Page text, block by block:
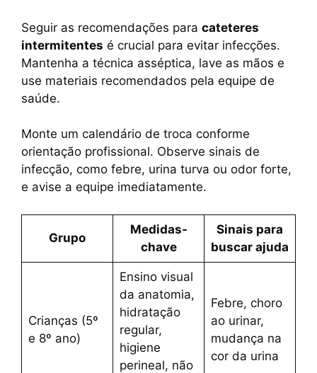
Seguir as recomendações para cateteres
intermitentes é crucial para evitar infecções.
Mantenha a técnica asséptica, lave as mãos e
use materiais recomendados pela equipe de
saúde.
Monte um calendário de troca conforme
orientação profissional. Observe sinais de
infecção, como febre, urina turva ou odor forte,
e avise a equipe imediatamente.
Grupo
Medidas-
chave
Sinais para
buscar ajuda
Crianças (5º
e 8º ano)
Ensino visual
da anatomia,
hidratação
regular,
higiene
perineal, não
Febre, choro
ao urinar,
mudança na
cor da urina